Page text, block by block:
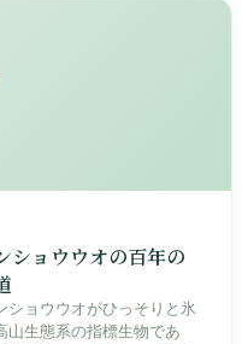
ショウウオの百年の
ショウウオがひっそりと氷
山生態系の指標生物であ